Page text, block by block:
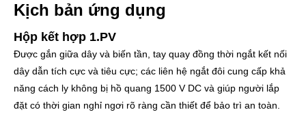
Kịch bản ứng dụng
Hộp kết hợp 1.PV
Được gắn giữa dây và biến tần, tay quay đồng thời ngắt kết nối
dây dẫn tích cực và tiêu cực; các liên hệ ngắt đôi cung cấp khả
năng cách ly không bị hồ quang 1500 V DC và giúp người lắp
đặt có thời gian nghỉ ngơi rõ ràng cần thiết để bảo trì an toàn.